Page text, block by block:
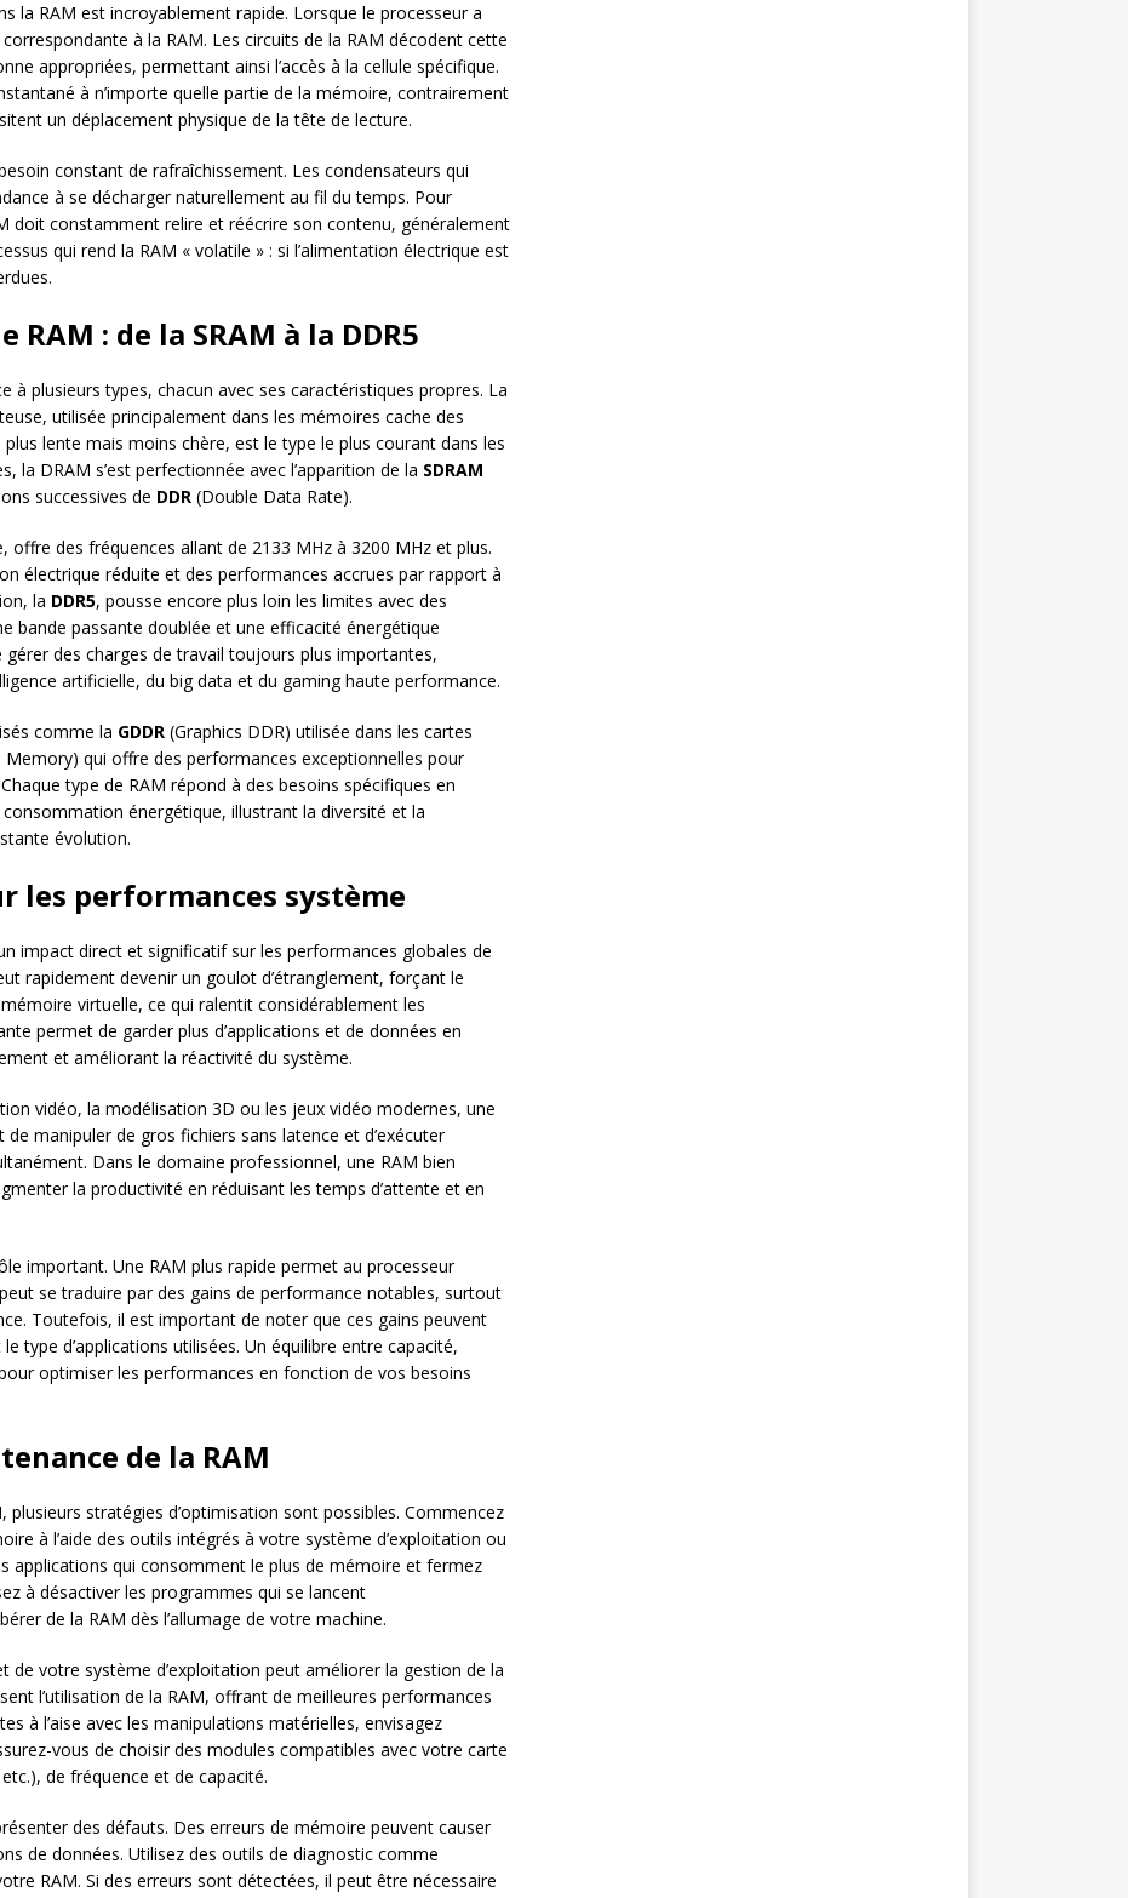
la RAM est incroyablement rapide. Lorsque le processeur a
correspondante à la RAM. Les circuits de la RAM décodent cette
appropriées, permettant ainsi l’accès à la cellule spécifique.
à n’importe quelle partie de la mémoire, contrairement
un déplacement physique de la tête de lecture.
constant de rafraîchissement. Les condensateurs qui
à se décharger naturellement au fil du temps. Pour
doit constamment relire et réécrire son contenu, généralement
qui rend la RAM « volatile » : si l’alimentation électrique est
: de la SRAM à la DDR5
à plusieurs types, chacun avec ses caractéristiques propres. La
utilisée principalement dans les mémoires cache des
plus lente mais moins chère, est le type le plus courant dans les
la DRAM s’est perfectionnée avec l’apparition de la SDRAM
successives de DDR (Double Data Rate).
offre des fréquences allant de 2133 MHz à 3200 MHz et plus.
électrique réduite et des performances accrues par rapport à
la DDR5, pousse encore plus loin les limites avec des
bande passante doublée et une efficacité énergétique
des charges de travail toujours plus importantes,
artificielle, du big data et du gaming haute performance.
comme la GDDR (Graphics DDR) utilisée dans les cartes
Memory) qui offre des performances exceptionnelles pour
type de RAM répond à des besoins spécifiques en
énergétique, illustrant la diversité et la
évolution.
les performances système
impact direct et significatif sur les performances globales de
rapidement devenir un goulot d’étranglement, forçant le
virtuelle, ce qui ralentit considérablement les
permet de garder plus d’applications et de données en
et améliorant la réactivité du système.
vidéo, la modélisation 3D ou les jeux vidéo modernes, une
manipuler de gros fichiers sans latence et d’exécuter
Dans le domaine professionnel, une RAM bien
la productivité en réduisant les temps d’attente et en
important. Une RAM plus rapide permet au processeur
se traduire par des gains de performance notables, surtout
Toutefois, il est important de noter que ces gains peuvent
type d’applications utilisées. Un équilibre entre capacité,
optimiser les performances en fonction de vos besoins
de la RAM
, plusieurs stratégies d’optimisation sont possibles. Commencez
à l’aide des outils intégrés à votre système d’exploitation ou
applications qui consomment le plus de mémoire et fermez
à désactiver les programmes qui se lancent
de la RAM dès l’allumage de votre machine.
de votre système d’exploitation peut améliorer la gestion de la
l’utilisation de la RAM, offrant de meilleures performances
à l’aise avec les manipulations matérielles, envisagez
vous de choisir des modules compatibles avec votre carte
de fréquence et de capacité.
des défauts. Des erreurs de mémoire peuvent causer
de données. Utilisez des outils de diagnostic comme
RAM. Si des erreurs sont détectées, il peut être nécessaire